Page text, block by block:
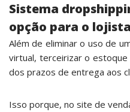
Sistema
opção para o lojista
Além de eliminar o uso de
virtual, terceirizar o estoque
dos prazos de entrega aos
Isso porque, no site de